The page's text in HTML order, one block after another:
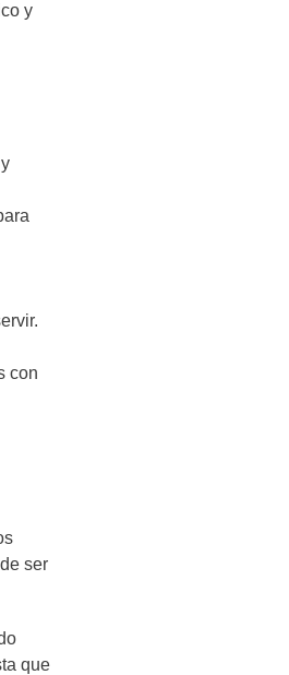
y
con
ser
que